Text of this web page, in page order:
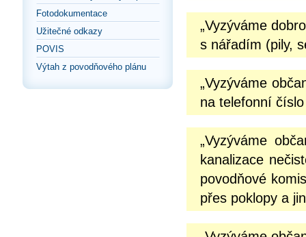
Fotodokumentace
Užitečné odkazy
POVIS
Výtah z povodňového plánu
„Vyzýváme
s nářadím (pily,
„Vyzýváme
na telefonní
„Vyzýváme
kanalizace
povodňové
přes poklopy a